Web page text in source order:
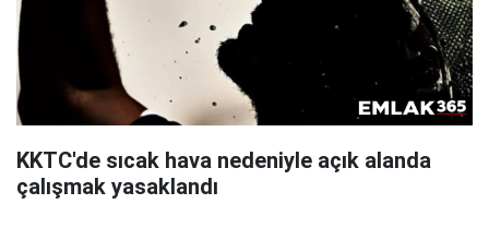
KKTC'de sıcak hava nedeniyle açık alanda
çalışmak yasaklandı